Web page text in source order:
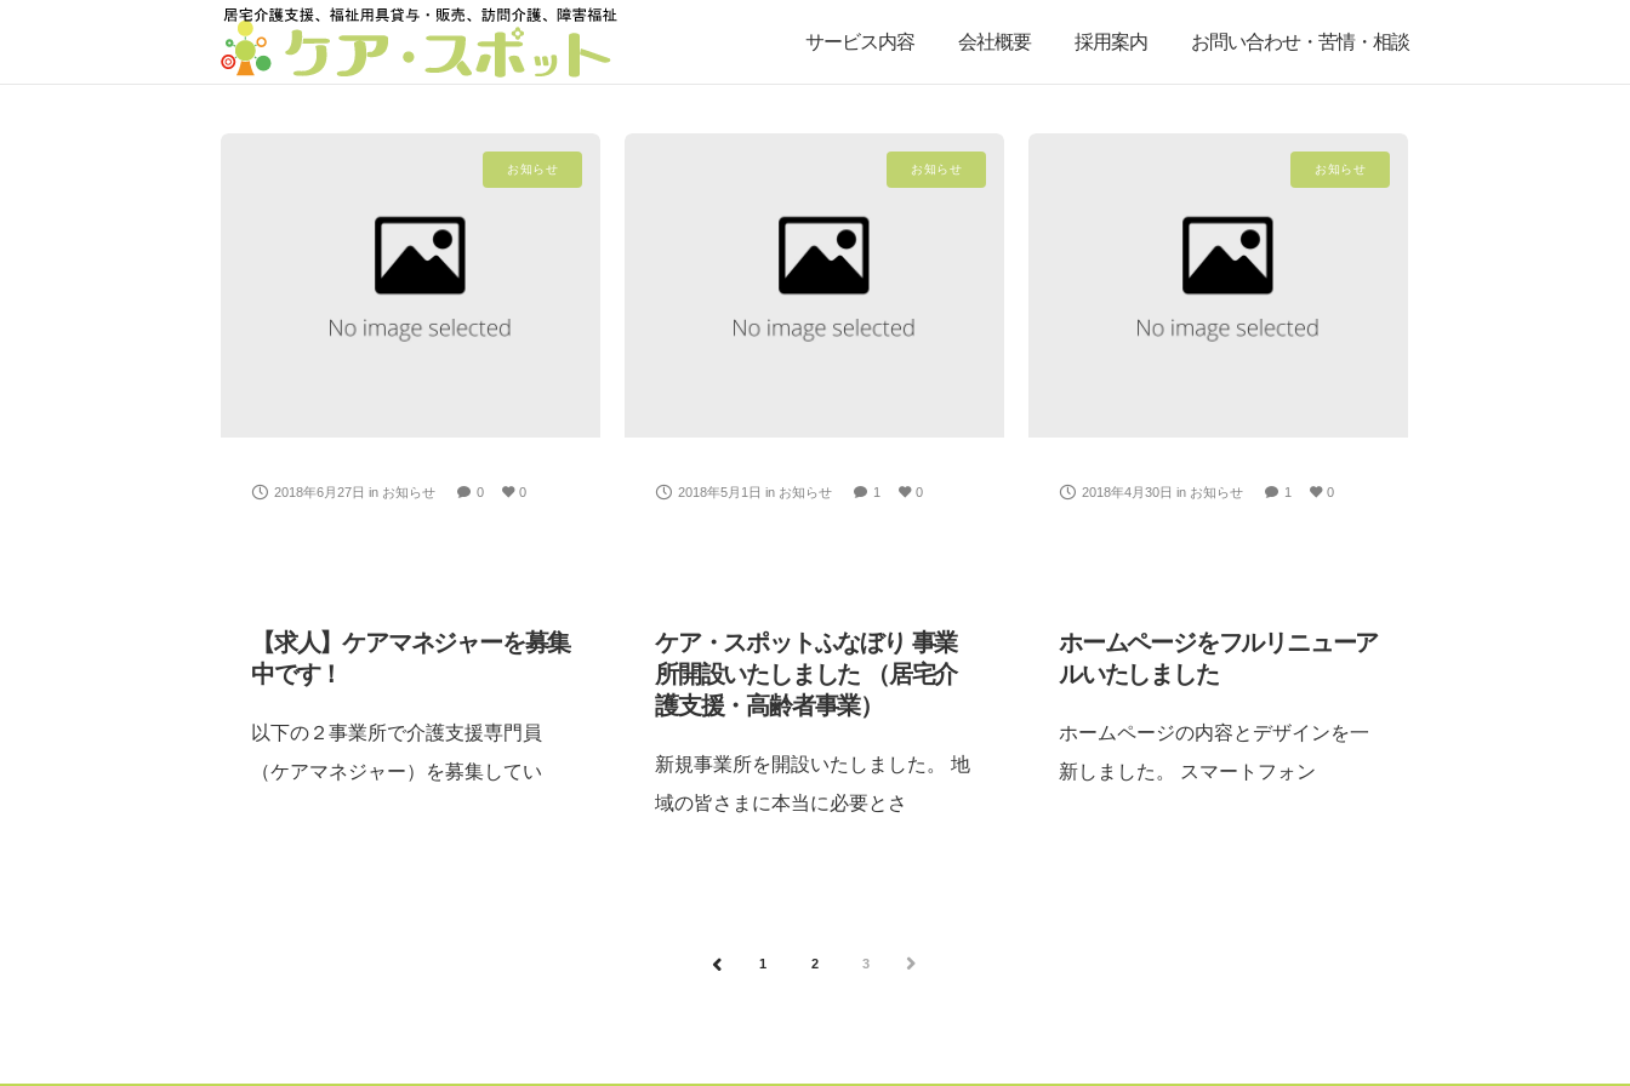
サービス内容 会社概要 採用案内 お問い合わせ・苦情・相談
お知らせ
2018年6月27日 in お知らせ 0 0
【求人】ケアマネジャーを募集
中です！
以下の２事業所で介護支援専門員
（ケアマネジャー）を募集してい
お知らせ
2018年5月1日 in お知らせ 1 0
ケア・スポットふなぼり 事業
所開設いたしました （居宅介
護支援・高齢者事業）
新規事業所を開設いたしました。 地
域の皆さまに本当に必要とさ
お知らせ
2018年4月30日 in お知らせ 1 0
ホームページをフルリニューア
ルいたしました
ホームページの内容とデザインを一
新しました。 スマートフォン
PREV1 2 3 NEXT